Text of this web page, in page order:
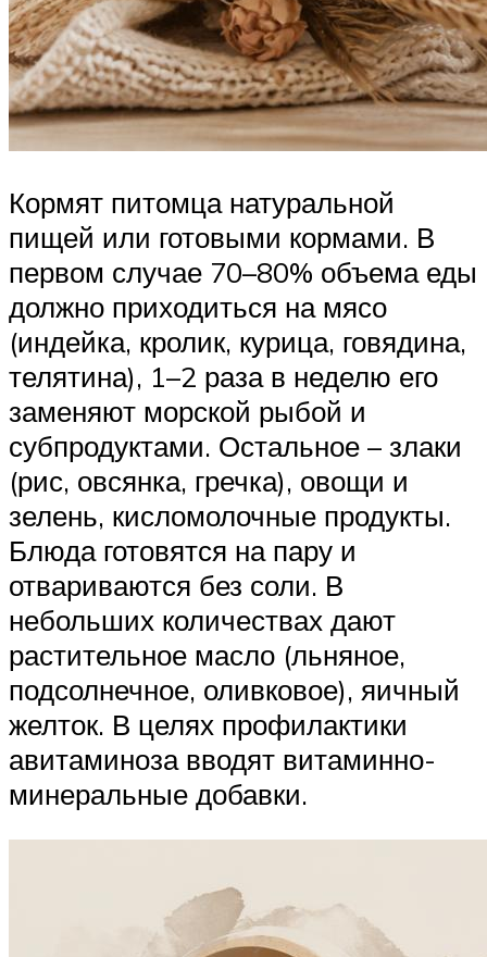
Кормят питомца натуральной
пищей или готовыми кормами. В
первом случае 70–80% объема еды
должно приходиться на мясо
(индейка, кролик, курица, говядина,
телятина), 1–2 раза в неделю его
заменяют морской рыбой и
субпродуктами. Остальное – злаки
(рис, овсянка, гречка), овощи и
зелень, кисломолочные продукты.
Блюда готовятся на пару и
отвариваются без соли. В
небольших количествах дают
растительное масло (льняное,
подсолнечное, оливковое), яичный
желток. В целях профилактики
авитаминоза вводят витаминно-
минеральные добавки.